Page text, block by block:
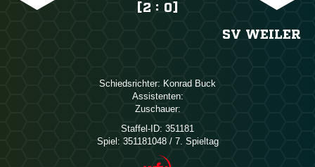
[2 : 0]
SV WEILER
Schiedsrichter:  
Assistenten:
Zuschauer:
Staffel-ID: 351181
Spiel: 351181048 / 7. Spieltag